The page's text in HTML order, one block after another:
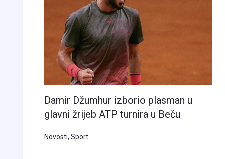
Damir Džumhur izborio plasman u
glavni žrijeb ATP turnira u Beču
Novosti, Sport